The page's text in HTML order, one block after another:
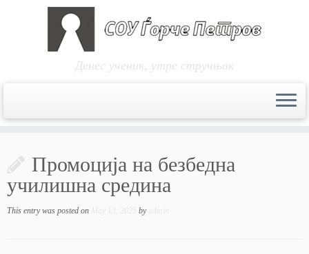
content
Денес ученик, утре стручњак
Промоција на безбедна
училишна средина
This entry was posted on by